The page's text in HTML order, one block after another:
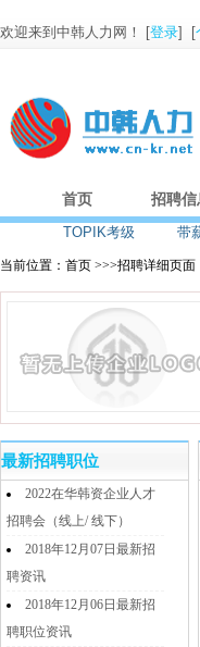
欢迎来到中韩人力网！ [登录] [
首页 招聘信
TOPIK考级 带
当前位置：首页 >>>招聘详细页面
最新招聘职位
2022在华韩资企业人才
招聘会（线上/ 线下）
2018年12月07日最新招
聘资讯
2018年12月06日最新招
聘职位资讯